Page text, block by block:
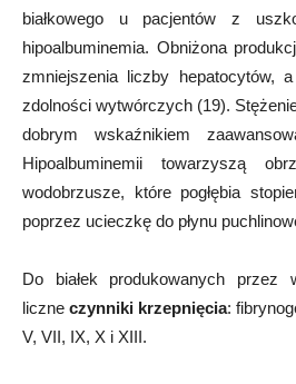
białkowego u pacjentów z
hipoalbuminemia. Obniżona
zmniejszenia liczby hepatocytów,
zdolności wytwórczych (19).
dobrym wskaźnikiem
Hipoalbuminemii towarzyszą
wodobrzusze, które pogłębia
poprzez ucieczkę do płynu
Do białek produkowanych przez
liczne czynniki krzepnięcia:
V, VII, IX, X i XIII.